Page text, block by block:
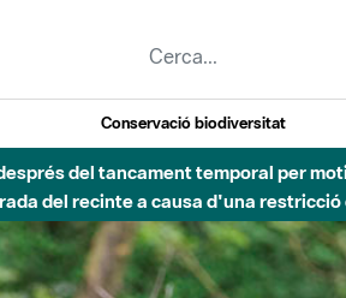
Conservació biodiversitat
del tancament temporal per
del recinte a causa d'una restricció